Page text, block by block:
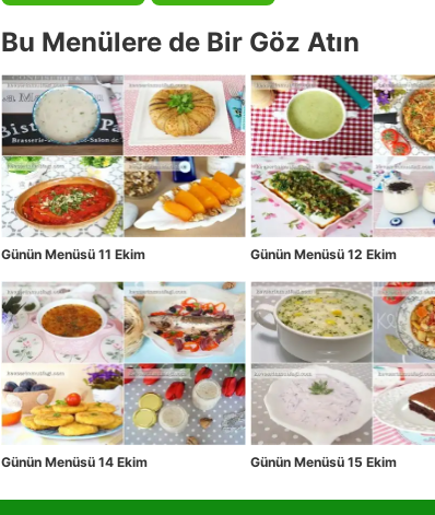
Bu Menülere de Bir Göz Atın
Günün Menüsü 11 Ekim Günün Menüsü 12 Ekim
Günün Menüsü 14 Ekim Günün Menüsü 15 Ekim